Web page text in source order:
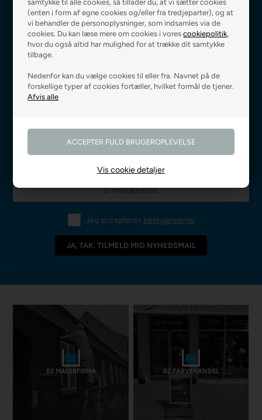
samtykke til alle cookies, så tillader du, at vi sætter cookies
(enten i form af egne cookies og/eller fra tredjeparter), og at
vi behandler de personoplysninger, som indsamles via de
cookies. Du kan læse mere om cookies i vorescookiepolitik,
hvor du også altid har mulighed for at trække dit samtykke
tilbage.
Nedenfor kan du vælge cookies til eller fra. Navnet på de
forskellige typer af cookies fortæller, hvilket formål de tjener.
Vis cookie detaljer
Fri fragt ved 499 kr.,- Levering 0-3 hverdage
Godkendt af E-mærket
Jeg accepterer betingelserne
R2 MALERFIRMA R2 FARVEHANDEL